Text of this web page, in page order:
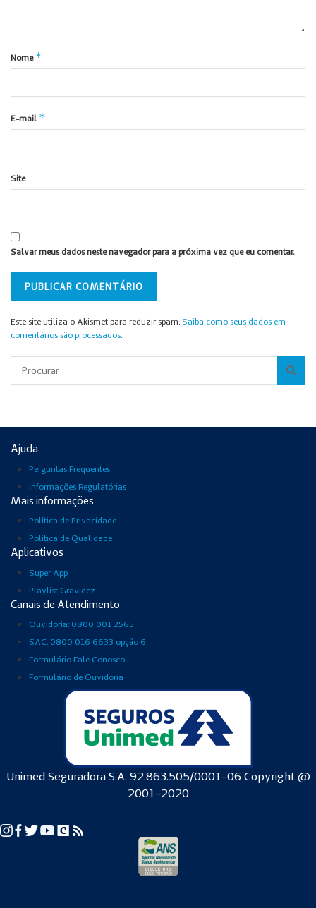
Nome *
E-mail *
Site
Salvar meus dados neste navegador para a próxima vez que eu comentar.
Este site utiliza o Akismet para reduzir spam. Saiba como seus dados em
comentários são processados.
Ajuda
Perguntas Frequentes
informações Regulatórias
Mais informações
Política de Privacidade
Política de Qualidade
Aplicativos
Super App
Playlist Gravidez
Canais de Atendimento
Ouvidoria: 0800 001 2565
SAC: 0800 016 6633 opção 6
Formulário Fale Conosco
Formulário de Ouvidoria
Unimed Seguradora S.A. 92.863.505/0001-06 Copyright @
2001-2020